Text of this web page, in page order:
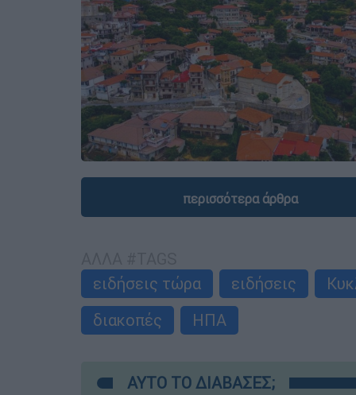
περισσότερα άρθρα
ειδήσεις τώρα
ειδήσεις
διακοπές
ΗΠΑ
ΑΥΤΟ ΤΟ ΔΙΑΒΑΣΕΣ;